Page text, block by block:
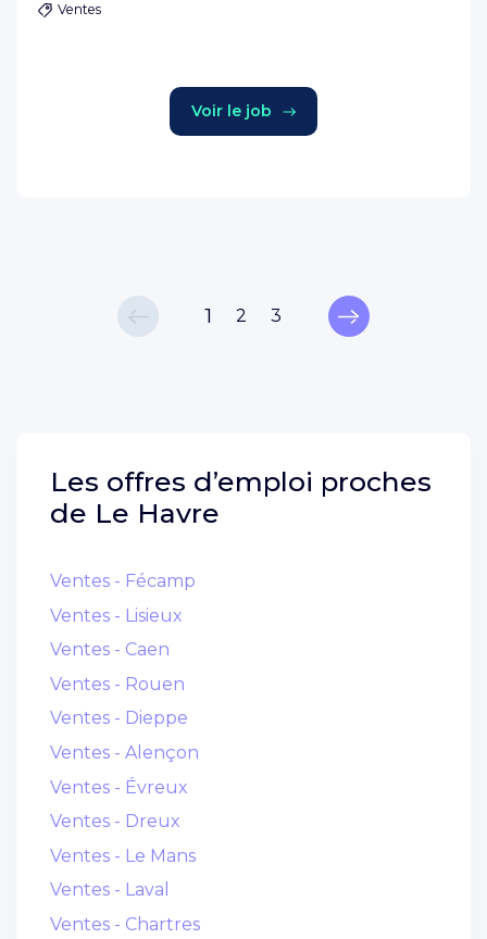
Ventes
Voir le job
1 2 3
Les offres d’emploi proches
de Le Havre
Ventes - Fécamp
Ventes - Lisieux
Ventes - Caen
Ventes - Rouen
Ventes - Dieppe
Ventes - Alençon
Ventes - Évreux
Ventes - Dreux
Ventes - Le Mans
Ventes - Laval
Ventes - Chartres